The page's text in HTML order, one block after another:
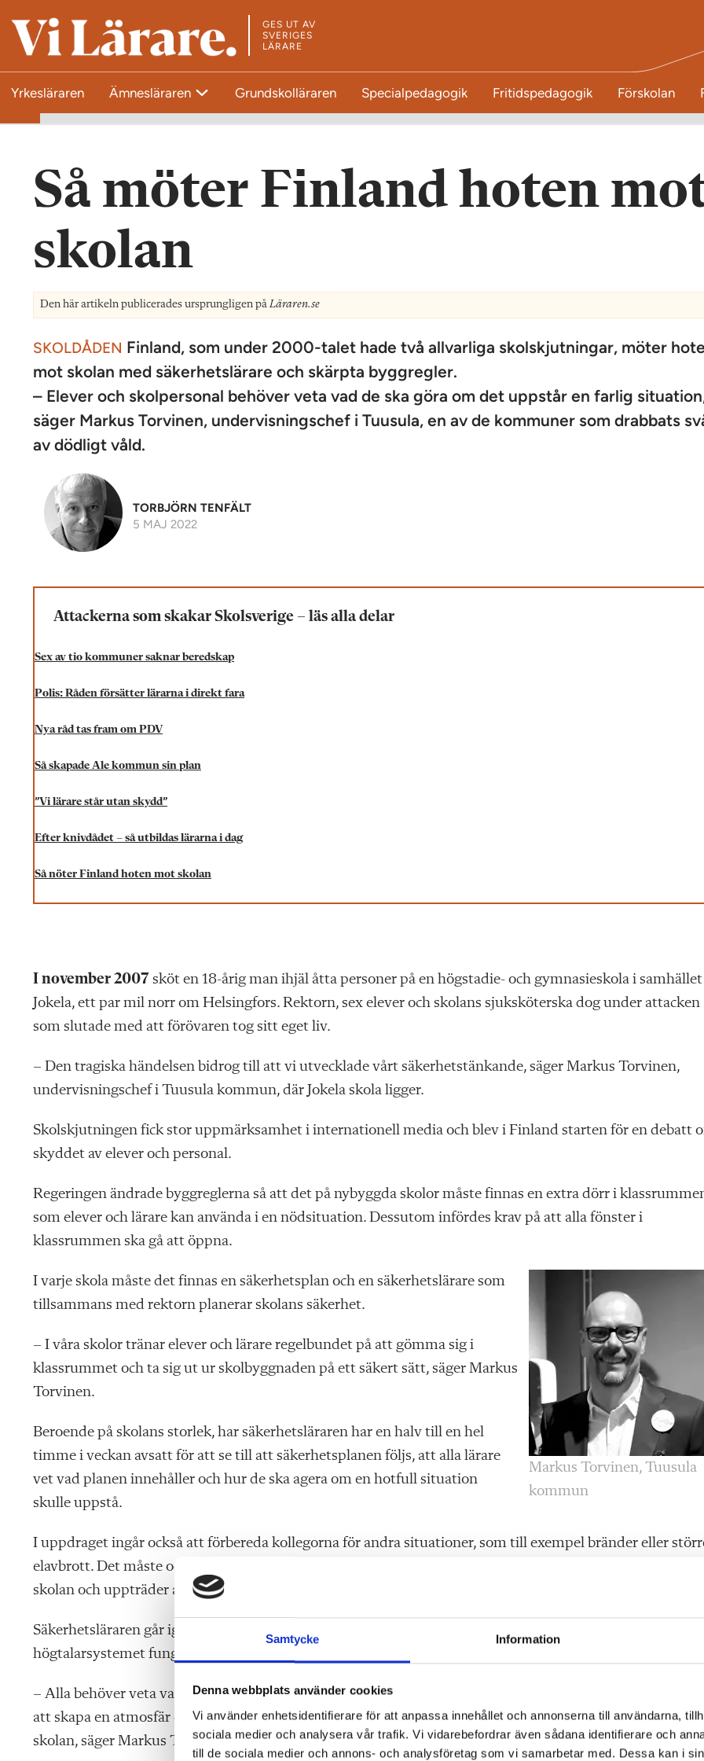
Samtycke Information
Denna webbplats använder cookies
Vi använder enhetsidentifierare för att anpassa innehållet och annonserna till användarna,
sociala medier och analysera vår trafik. Vi vidarebefordrar även sådana identifierare och
till de sociala medier och annons- och analysföretag som vi samarbetar med. Dessa kan i
T
l
l
GES UT AV
SVERIGES
LÄRARE
Yrkesläraren Ämnesläraren Grundskolläraren Specialpedagogik Fritidspedagogik Förskolan
Så möter ­Finland hoten
skolan
Den här artikeln publicerades ursprungligen påLäraren.se
SKOLDÅDEN Finland, som under 2000-talet hade två allvarliga skolskjutningar, möter
mot skolan med säkerhetslärare och skärpta byggregler.
– Elever och skolpersonal behöver veta vad de ska göra om det uppstår en farlig
säger Markus Torvinen, undervisningschef i Tuusula, en av de kommuner som drabbats
av dödligt våld.
TORBJÖRN TENFÄLT
5 MAJ 2022
Attackerna som skakar Skolsverige – läs alla delar
Sex av tio kommuner saknar beredskap
Polis: Råden försätter lärarna i direkt fara
Nya råd tas fram om PDV
Så skapade Ale kommun sin plan
”Vi lärare står utan skydd”
Efter knivdådet – så utbildas lärarna i dag
Så nöter Finland hoten mot skolan
I november 2007 sköt en 18-årig man ihjäl åtta personer på en högstadie- och gymnasieskola i samhället
Jokela, ett par mil norr om Helsingfors. Rektorn, sex elever och skolans sjuksköterska dog under attacken
som slutade med att förövaren tog sitt eget liv.
– Den tragiska händelsen bidrog till att vi utvecklade vårt säkerhetstänkande, säger Markus Torvinen,
undervisningschef i Tuusula kommun, där Jokela skola ligger.
Skolskjutningen fick stor uppmärksamhet i internationell media och blev i Finland starten för en debatt
skyddet av elever och personal.
Regeringen ändrade byggreglerna så att det på nybyggda skolor måste finnas en extra dörr i
som elever och lärare kan använda i en nödsituation. Dessutom infördes krav på att alla fönster i
klassrummen ska gå att öppna.
Markus Torvinen, Tuusula
kommun
I varje skola måste det finnas en säkerhetsplan och en säkerhetslärare som
tillsammans med rektorn planerar skolans säkerhet.
– I våra skolor tränar elever och lärare regelbundet på att gömma sig i
klassrummet och ta sig ut ur skolbyggnaden på ett säkert sätt, säger Markus
Torvinen.
Beroende på skolans storlek, har säkerhetsläraren har en halv till en hel
timme i veckan avsatt för att se till att säkerhetsplanen följs, att alla lärare
vet vad planen innehåller och hur de ska agera om en hotfull situation
skulle uppstå.
I uppdraget ingår också att förbereda kollegorna för andra situationer, som till exempel bränder eller
elavbrott. Det måste också finnas en beredskap för hur personal och elever uppträder om någon kommer
skolan och uppträder aggressivt.
Säkerhetsläraren går igenom rutiner och bevakar att skolans utrustning är i trim. Inte minst är det viktigt
högtalarsystemet fungerar.
– Alla behöver veta vad de ska göra om det uppstår en farlig situation. Viktigast för oss har hela tiden varit
att skapa en atmosfär där både elever och lärare känner sig trygga och att de alla tillhör gemenskapen i
skolan, säger Markus Torvinen.